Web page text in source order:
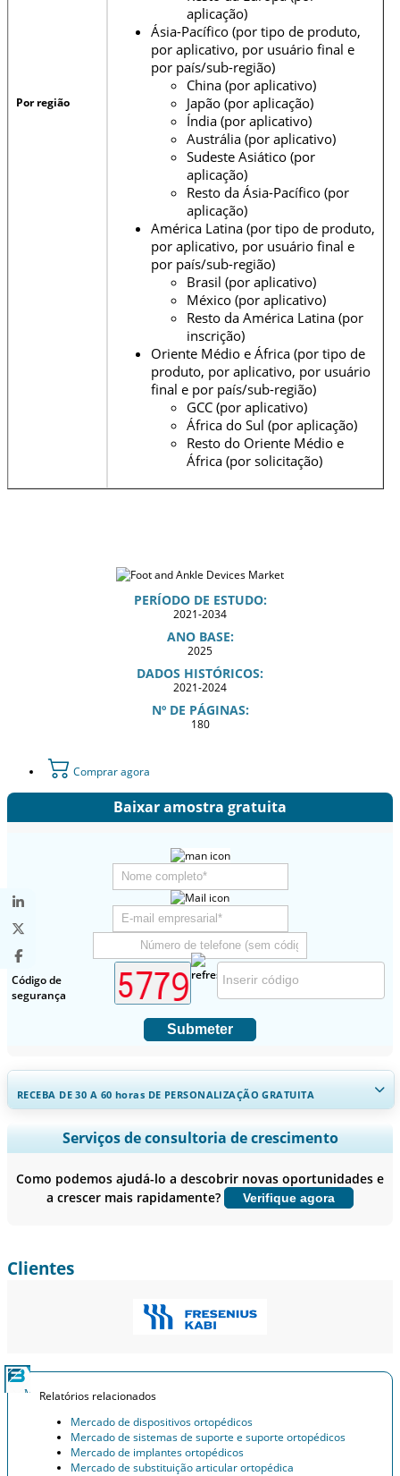
Por região
aplicação)
Ásia-Pacífico (por tipo de produto,
por aplicativo, por usuário final e
por país/sub-região)
China (por aplicativo)
Japão (por aplicação)
Índia (por aplicativo)
Austrália (por aplicativo)
Sudeste Asiático (por
aplicação)
Resto da Ásia-Pacífico (por
aplicação)
América Latina (por tipo de produto,
por aplicativo, por usuário final e
por país/sub-região)
Brasil (por aplicativo)
México (por aplicativo)
Resto da América Latina (por
inscrição)
Oriente Médio e África (por tipo de
produto, por aplicativo, por usuário
final e por país/sub-região)
GCC (por aplicativo)
África do Sul (por aplicação)
Resto do Oriente Médio e
África (por solicitação)
PERÍODO DE ESTUDO:
2021-2034
ANO BASE:
2025
DADOS HISTÓRICOS:
2021-2024
Nº DE PÁGINAS:
180
Comprar agora
Baixar amostra gratuita
Código de
segurança
Submeter
RECEBA DE 30 A 60 horas DE PERSONALIZAÇÃO GRATUITA
Ampliar a cobertura regional e por país, Análise de segmentos,
Perfis de empresas, Benchmarking competitivo, e insights sobre o
Personalizar agora
Serviços de consultoria de crescimento
Como podemos ajudá-lo a descobrir novas oportunidades e
a crescer mais rapidamente?
Verifique agora
Clientes
Relatórios relacionados
Mercado de dispositivos ortopédicos
Mercado de sistemas de suporte e suporte ortopédicos
Mercado de implantes ortopédicos
Mercado de substituição articular ortopédica